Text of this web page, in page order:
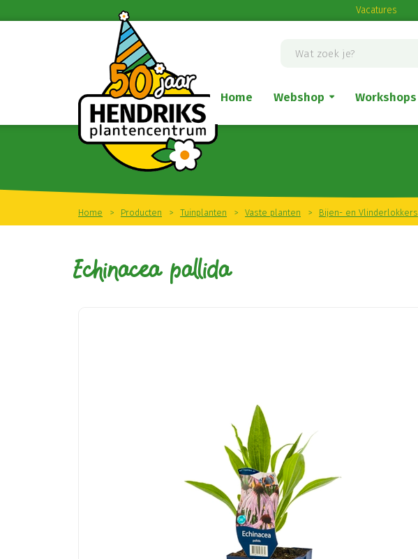
naar
Home > Producten > Tuinplanten > Vaste planten > Bijen- en Vlinderlokkers
Echinacea pallida
Vacatures
Home Webshop Workshops